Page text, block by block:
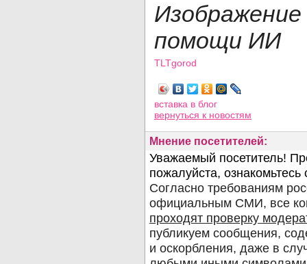
помощи ИИ
TLTgorod
вставка в блог
вернуться к новостям
Мнение посетителей: